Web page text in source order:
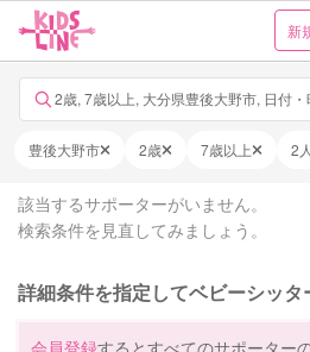
新
2歳, 7歳以上, 大分県豊後大野市, 日付
豊後大野市 2歳 7歳以上 2
該当するサポーターがいません。
検索条件を見直してみましょう。
詳細条件を指定してベビーシッタ
会員登録するとすべてのサポーター